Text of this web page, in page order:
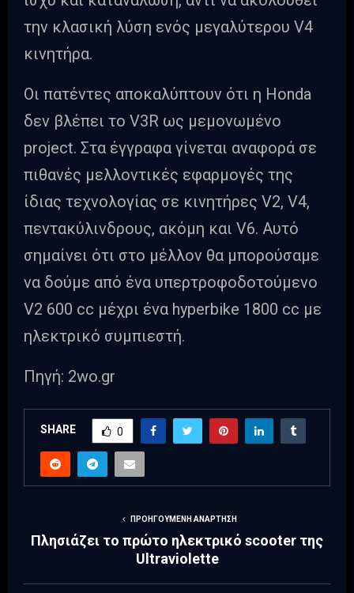
την κλασική λύση ενός μεγαλύτερου V4
κινητήρα.
Οι πατέντες αποκαλύπτουν ότι η Honda
δεν βλέπει το V3R ως μεμονωμένο
project. Στα έγγραφα γίνεται αναφορά σε
πιθανές μελλοντικές εφαρμογές της
ίδιας τεχνολογίας σε κινητήρες V2, V4,
πεντακύλινδρους, ακόμη και V6. Αυτό
σημαίνει ότι στο μέλλον θα μπορούσαμε
να δούμε από ένα υπερτροφοδοτούμενο
V2 600 cc μέχρι ένα hyperbike 1800 cc με
ηλεκτρικό συμπιεστή.
Πηγή: 2wo.gr
SHARE 0
ΠΡΟΗΓΟΎΜΕΝΗ ΑΝΆΡΤΗΣΗ
Πλησιάζει το πρώτο ηλεκτρικό scooter της
Ultraviolette